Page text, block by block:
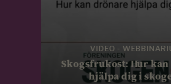
VIDEO -
Skogsfrukost: Hur
hjälpa dig i